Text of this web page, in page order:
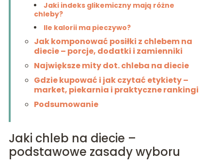
Jaki indeks glikemiczny mają różne
chleby?
Ile kalorii ma pieczywo?
Jak komponować posiłki z chlebem na
diecie – porcje, dodatki i zamienniki
Największe mity dot. chleba na diecie
Gdzie kupować i jak czytać etykiety –
market, piekarnia i praktyczne rankingi
Podsumowanie
Jaki chleb na diecie –
podstawowe zasady wyboru